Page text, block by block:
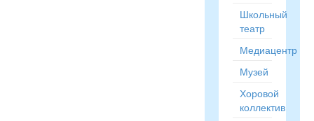
Школьный
театр
Медиацентр
Музей
Хоровой
коллектив